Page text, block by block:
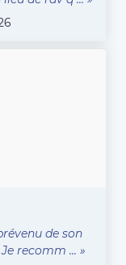
de son
recomm ... »